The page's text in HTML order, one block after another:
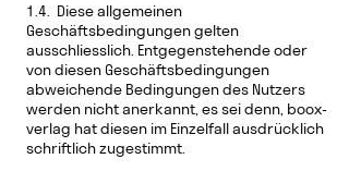
1.4. Diese allgemeinen
Geschäftsbedingungen gelten
ausschliesslich. Entgegenstehende oder
von diesen Geschäftsbedingungen
abweichende Bedingungen des Nutzers
werden nicht anerkannt, es sei denn, boox-
verlag hat diesen im Einzelfall ausdrücklich
schriftlich zugestimmt.